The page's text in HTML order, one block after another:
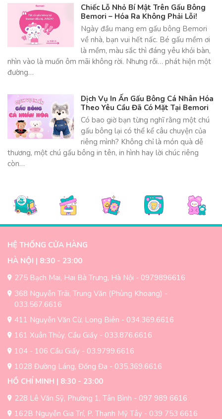
Chiếc Lỗ Nhỏ Bí Mật Trên Gấu Bông
Bemori – Hóa Ra Không Phải Lỗi!
Ngày đầu mang em gấu bông Bemori
về nhà, bạn vui hết nấc. Bé gấu mềm ơi
là mềm, màu sắc thì đáng yêu khỏi bàn,
nhìn vào là muốn ôm mãi không rời. Nhưng rồi… phát hiện một
đường…
Dịch Vụ In Ấn Gấu Bông Cá Nhân Hóa
Theo Yêu Cầu Đã Có Mặt Tại Bemori
Có bao giờ bạn từng nghĩ rằng một chú
gấu bông lại có thể kể câu chuyện của
riêng mình? Không chỉ là món quà dễ
thương, một chú gấu bông in tên, in hình hay lời chúc riêng
còn…
HỆ THỐNG CỬA HÀNG
HÀ NỘI | 8:30 - 23:00
275 Bạch Mai, Hai Bà Trưng, Hà Nội - 0979896616
368 Nguyễn Trãi, Trung Văn (Phùng Khoang) -
033.567.6616
411 Nguyễn Văn Cừ, Long Biên - 034.369.6616
161 Xuân Thủy, Cầu Giấy - 033.876.6616
104 - 106 Cầu Giấy - 03.9799.6616
1028 Đường Láng, Đống Đa - 035.369.6616
HỒ CHÍ MINH | 8:30 - 23:00
228 Lê Văn Sỹ, Phường 1, Tân Bình - 097 989 6616
162B Nguyễn Gia Trí, P. Thạnh Mỹ Tây - 039 753 6616